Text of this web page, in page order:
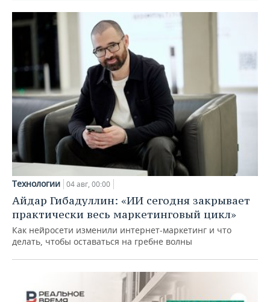
Технологии 04 авг, 00:00
Айдар Гибадуллин: «ИИ сегодня закрывает
практически весь маркетинговый цикл»
Как нейросети изменили интернет-маркетинг и что
делать, чтобы оставаться на гребне волны